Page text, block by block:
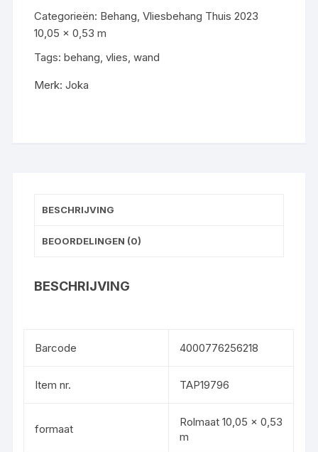
Categorieën: Behang,Vliesbehang Thuis 2023
10,05 x 0,53 m
Tags:behang,vlies,wand
Merk:Joka
BESCHRIJVING
BEOORDELINGEN (0)
BESCHRIJVING
Barcode 4000776256218
Item nr. TAP19796
formaat
Rolmaat 10,05 x 0,53
m